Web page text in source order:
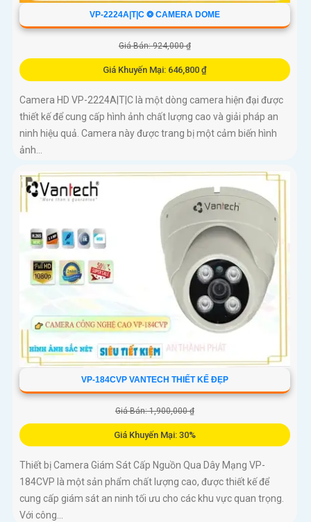
VP-2224A|T|C ❂ CAMERA DOME
Giá Bán: 924,000 ₫
Giá Khuyến Mại: 646,800 ₫
Camera HD VP-2224A|T|C là một dòng camera hiện đại được
thiết kế để cung cấp hình ảnh chất lượng cao và giải pháp an
ninh hiệu quả. Camera này được trang bị một cảm biến hình
ảnh...
VP-184CVP VANTECH THIẾT KẾ ĐẸP
Giá Bán: 1,900,000 ₫
Giá Khuyến Mại: 30%
Thiết bị Camera Giám Sát Cấp Nguồn Qua Dây Mạng VP-
184CVP là một sản phẩm chất lượng cao, được thiết kế để
cung cấp giám sát an ninh tối ưu cho các khu vực quan trọng.
Với công...